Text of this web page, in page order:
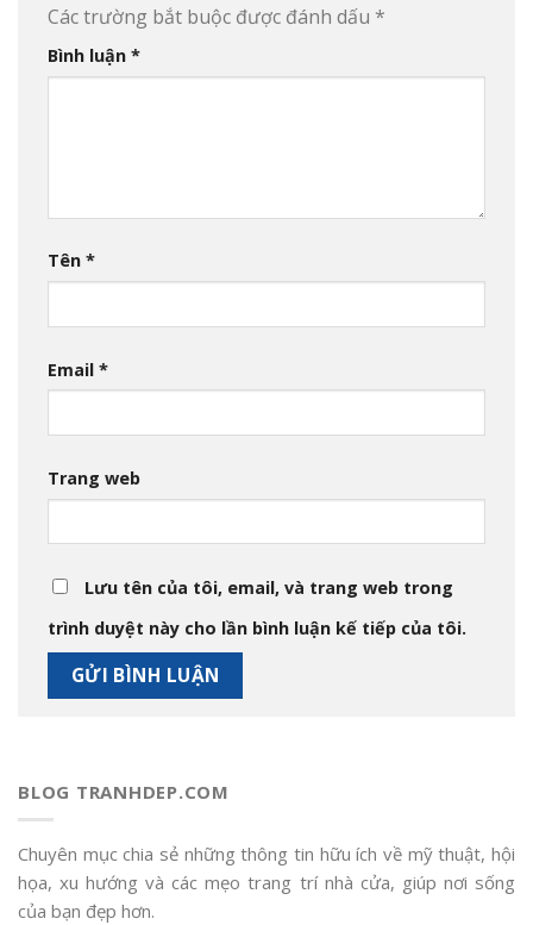
Các trường bắt buộc được đánh dấu *
Bình luận *
Tên *
Email *
Trang web
Lưu tên của tôi, email, và trang web trong
trình duyệt này cho lần bình luận kế tiếp của tôi.
BLOG TRANHDEP.COM
Chuyên mục chia sẻ những thông tin hữu ích về mỹ thuật, hội
họa, xu hướng và các mẹo trang trí nhà cửa, giúp nơi sống
của bạn đẹp hơn.